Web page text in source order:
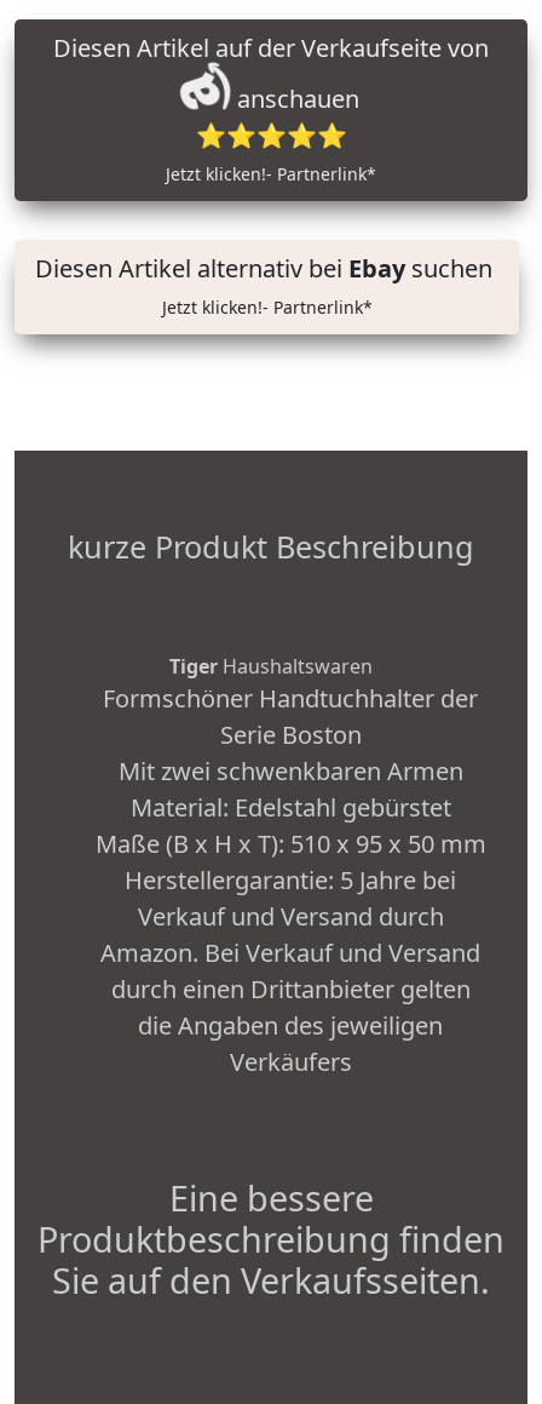
anschauen
⭐⭐⭐⭐⭐
Jetzt klicken!- Partnerlink*
Diesen Artikel alternativ bei Ebaysuchen
Jetzt klicken!- Partnerlink*
kurze Produkt Beschreibung
Tiger Haushaltswaren
Formschöner Handtuchhalter der
Serie Boston
Mit zwei schwenkbaren Armen
Material: Edelstahl gebürstet
Maße (B x H x T): 510 x 95 x 50 mm
Herstellergarantie: 5 Jahre bei
Verkauf und Versand durch
Amazon. Bei Verkauf und Versand
durch einen Drittanbieter gelten
die Angaben des jeweiligen
Verkäufers
Eine bessere
Produktbeschreibung finden
Sie auf den Verkaufsseiten.